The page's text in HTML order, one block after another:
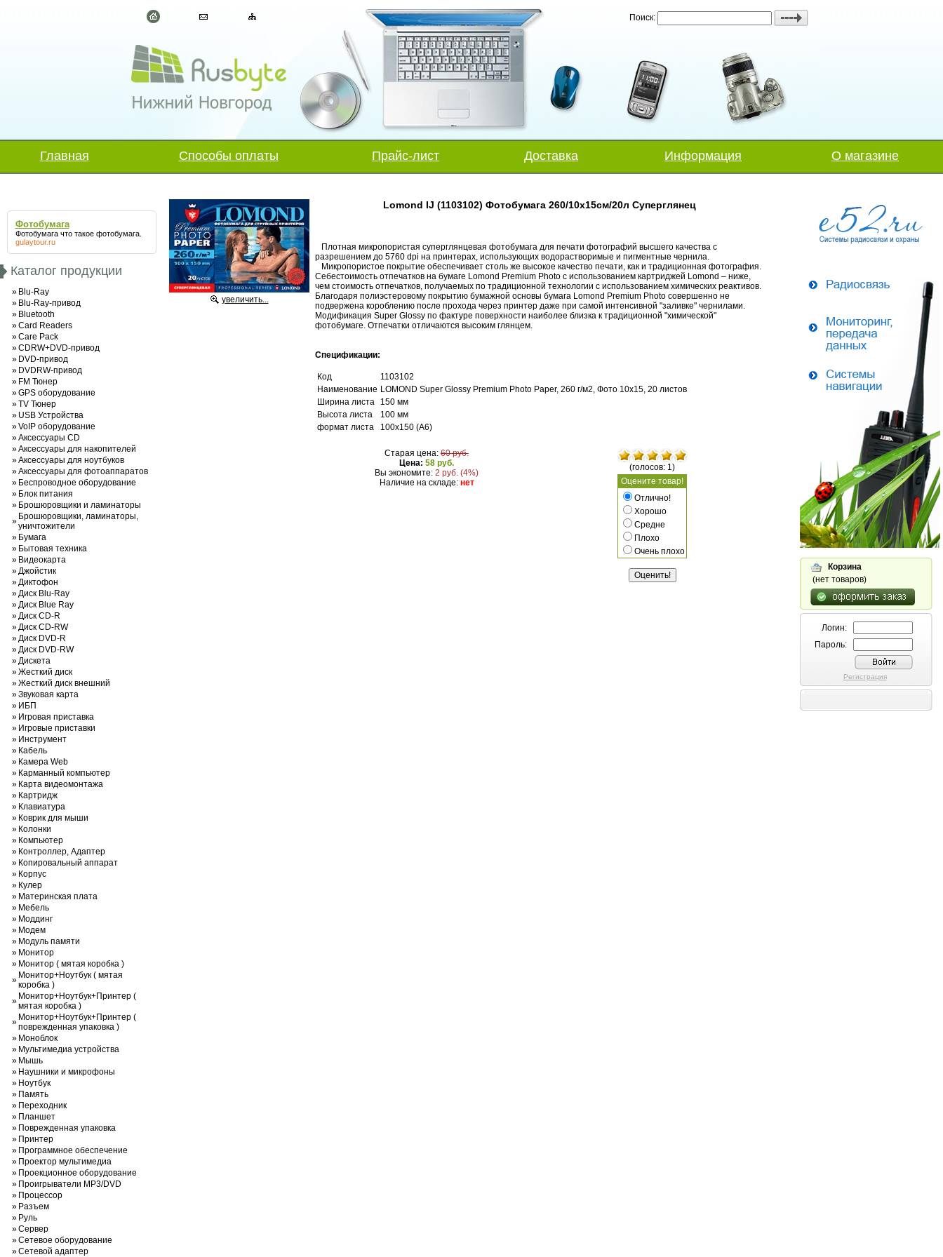
Поиск:
Главная Способы оплаты Прайс-лист Доставка Информация О магазине
Фотобумага
Фотобумага что такое фотобумага.
gulaytour.ru
Каталог продукции
» Blu-Ray
» Blu-Ray-привод
» Bluetooth
»Card Readers
»Care Pack
»CDRW+DVD-привод
» DVD-привод
» DVDRW-привод
» FM Тюнер
»GPS оборудование
»TV Тюнер
» USB Устройства
»VoIP оборудование
»Аксессуары CD
»Аксессуары для накопителей
»Аксессуары для ноутбуков
»Аксессуары для фотоаппаратов
» Беспроводное оборудование
» Блок питания
» Брошюровщики и ламинаторы
» Брошюровщики, ламинаторы,
уничтожители
» Бумага
» Бытовая техника
» Видеокарта
»Джойстик
»Диктофон
»Диск Blu-Ray
»Диск Blue Ray
»Диск CD-R
»Диск CD-RW
»Диск DVD-R
»Диск DVD-RW
»Дискета
»Жесткий диск
»Жесткий диск внешний
»Звуковая карта
» ИБП
» Игровая приставка
» Игровые приставки
» Инструмент
» Кабель
» Камера Web
» Карманный компьютер
» Карта видеомонтажа
» Картридж
» Клавиатура
» Коврик для мыши
» Колонки
» Компьютер
» Контроллер, Адаптер
» Копировальный аппарат
» Корпус
» Кулер
» Материнская плата
» Мебель
» Моддинг
» Модем
» Модуль памяти
» Монитор
» Монитор ( мятая коробка )
» Монитор+Ноутбук ( мятая
коробка )
» Монитор+Ноутбук+Принтер (
мятая коробка )
» Монитор+Ноутбук+Принтер (
поврежденная упаковка )
» Моноблок
» Мультимедиа устройства
» Мышь
» Наушники и микрофоны
» Ноутбук
» Память
» Переходник
» Планшет
» Поврежденная упаковка
» Принтер
» Программное обеспечение
» Проектор мультимедиа
» Проекционное оборудование
» Проигрыватели MP3/DVD
» Процессор
» Разъем
» Руль
»Сервер
»Сетевое оборудование
»Сетевой адаптер
увеличить...
Lomond IJ (1103102) Фотобумага 260/10х15см/20л Суперглянец
Плотная микропористая суперглянцевая фотобумага для печати фотографий высшего качества с
разрешением до 5760 dpi на принтерах, использующих водорастворимые и пигментные чернила.
Микропористое покрытие обеспечивает столь же высокое качество печати, как и традиционная фотография.
Себестоимость отпечатков на бумаге Lomond Premium Photo c использованием картриджей Lomond – ниже,
чем стоимость отпечатков, получаемых по традиционной технологии с использованием химических реактивов.
Благодаря полиэстеровому покрытию бумажной основы бумага Lomond Premium Photo совершенно не
подвержена короблению после прохода через принтер даже при самой интенсивной "заливке" чернилами.
Модификация Super Glossy по фактуре поверхности наиболее близка к традиционной "химической"
фотобумаге. Отпечатки отличаются высоким глянцем.
Спецификации:
Код
1103102
Наименование LOMOND Super Glossy Premium Photo Paper, 260 г/м2, Фото 10х15, 20 листов
Ширина листа
150 мм
Высота листа
100 мм
формат листа
100x150 (А6)
Старая цена: 60 руб.
Цена: 58 руб.
Вы экономите: 2 руб. (4%)
Наличие на складе: нет
(голосов: 1)
Оцените товар!
Отлично!
Хорошо
Средне
Плохо
Очень плохо
Корзина
(нет товаров)
Логин:
Пароль:
Регистрация